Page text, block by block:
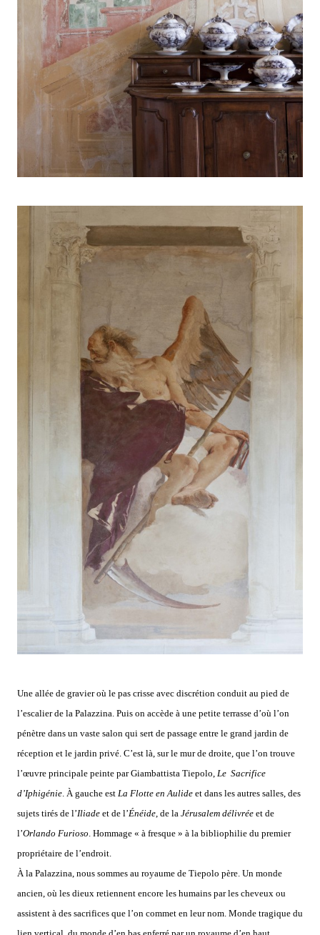
Une allée de gravier où le pas crisse avec discrétion conduit au pied de
l’escalier de la Palazzina. Puis on accède à une petite terrasse d’où l’on
pénètre dans un vaste salon qui sert de passage entre le grand jardin de
réception et le jardin privé. C’est là, sur le mur de droite, que l’on trouve
l’œuvre principale peinte par Giambattista Tiepolo, Le Sacrifice
d’Iphigénie. À gauche est La Flotte en Aulide et dans les autres salles, des
sujets tirés de l’Iliade et de l’Énéide, de la Jérusalem délivrée et de
l’Orlando Furioso . Hommage « à fresque » à la bibliophilie du premier
propriétaire de l’endroit.
À la Palazzina, nous sommes au royaume de Tiepolo père. Un monde
ancien, où les dieux retiennent encore les humains par les cheveux ou
assistent à des sacrifices que l’on commet en leur nom. Monde tragique du